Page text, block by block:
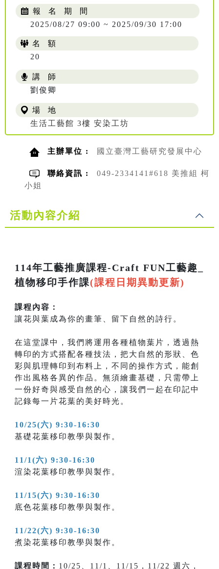
報 名 期 間
2025/08/27 09:00 ~ 2025/09/30 17:00
名 額
20
講 師
劉俊卿
場 地
生活工藝館 3樓 安染工坊
主辦單位 : 國立臺灣工藝研究發展中心
聯絡資訊 :
049-2334141#618 美推組 柯
小姐
活動內容介紹
114年工藝推廣課程-Craft FUN工藝趣_
植物移印手作課(課程日期異動更新)
課程內容：
讓花與葉成為你的畫筆、留下自然的詩行。
在這堂課中，我們將運用各種植物葉片，透過熱
轉印的方式搭配各種技法，把大自然的形狀、色
彩與肌理轉印到布料上，不同的操作方式，能創
作出風格各異的作品。無須繪畫基礎，只需帶上
一份好奇與感受自然的心，讓我們一起在印記中
記錄每一片花葉的美好時光。
10/25(六) 9:30-16:30
基礎花葉移印教學與製作。
11/1(六) 9:30-16:30
渲染花葉移印教學與製作。
11/15(六) 9:30-16:30
底色花葉移印教學與製作。
11/22(六) 9:30-16:30
煮染花葉移印教學與製作。
課程時間： 10/25、11/1、11/15，11/22 週六，